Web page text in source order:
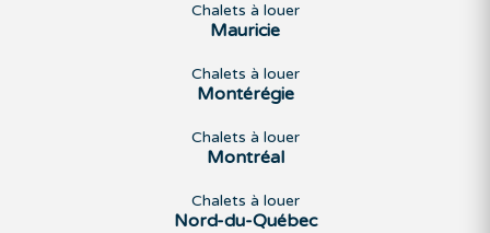
Chalets à louer
Mauricie
Chalets à louer
Montérégie
Chalets à louer
Montréal
Chalets à louer
Nord-du-Québec